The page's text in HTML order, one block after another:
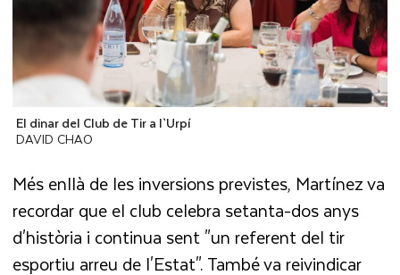
El dinar del Club de Tir a l`Urpí
DAVID CHAO
Més enllà de les inversions previstes, Martínez va
recordar que el club celebra setanta-dos anys
d'història i continua sent "un referent del tir
esportiu arreu de l'Estat". També va reivindicar